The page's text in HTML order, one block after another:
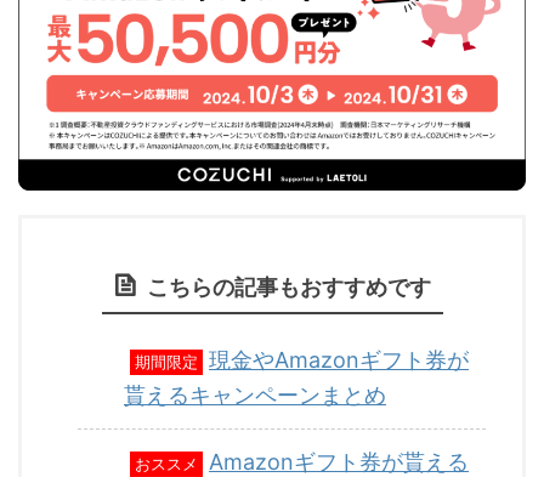
こちらの記事もおすすめです
期間限定
現金やAmazonギフト券が
貰えるキャンペーンまとめ
おススメ Amazonギフト券が貰える